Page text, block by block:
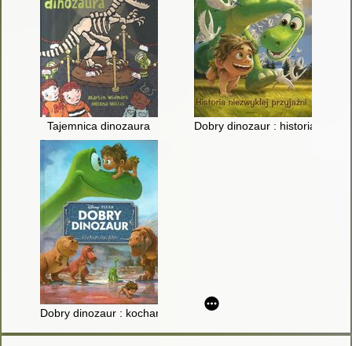
Tajemnica dinozaura Dobry dinozaur : historia
Dobry dinozaur : kocham ten film